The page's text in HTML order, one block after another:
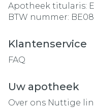
Apotheek titularis:
BTW nummer:
Klantenservice
FAQ
Uw apotheek
Over ons Nuttige